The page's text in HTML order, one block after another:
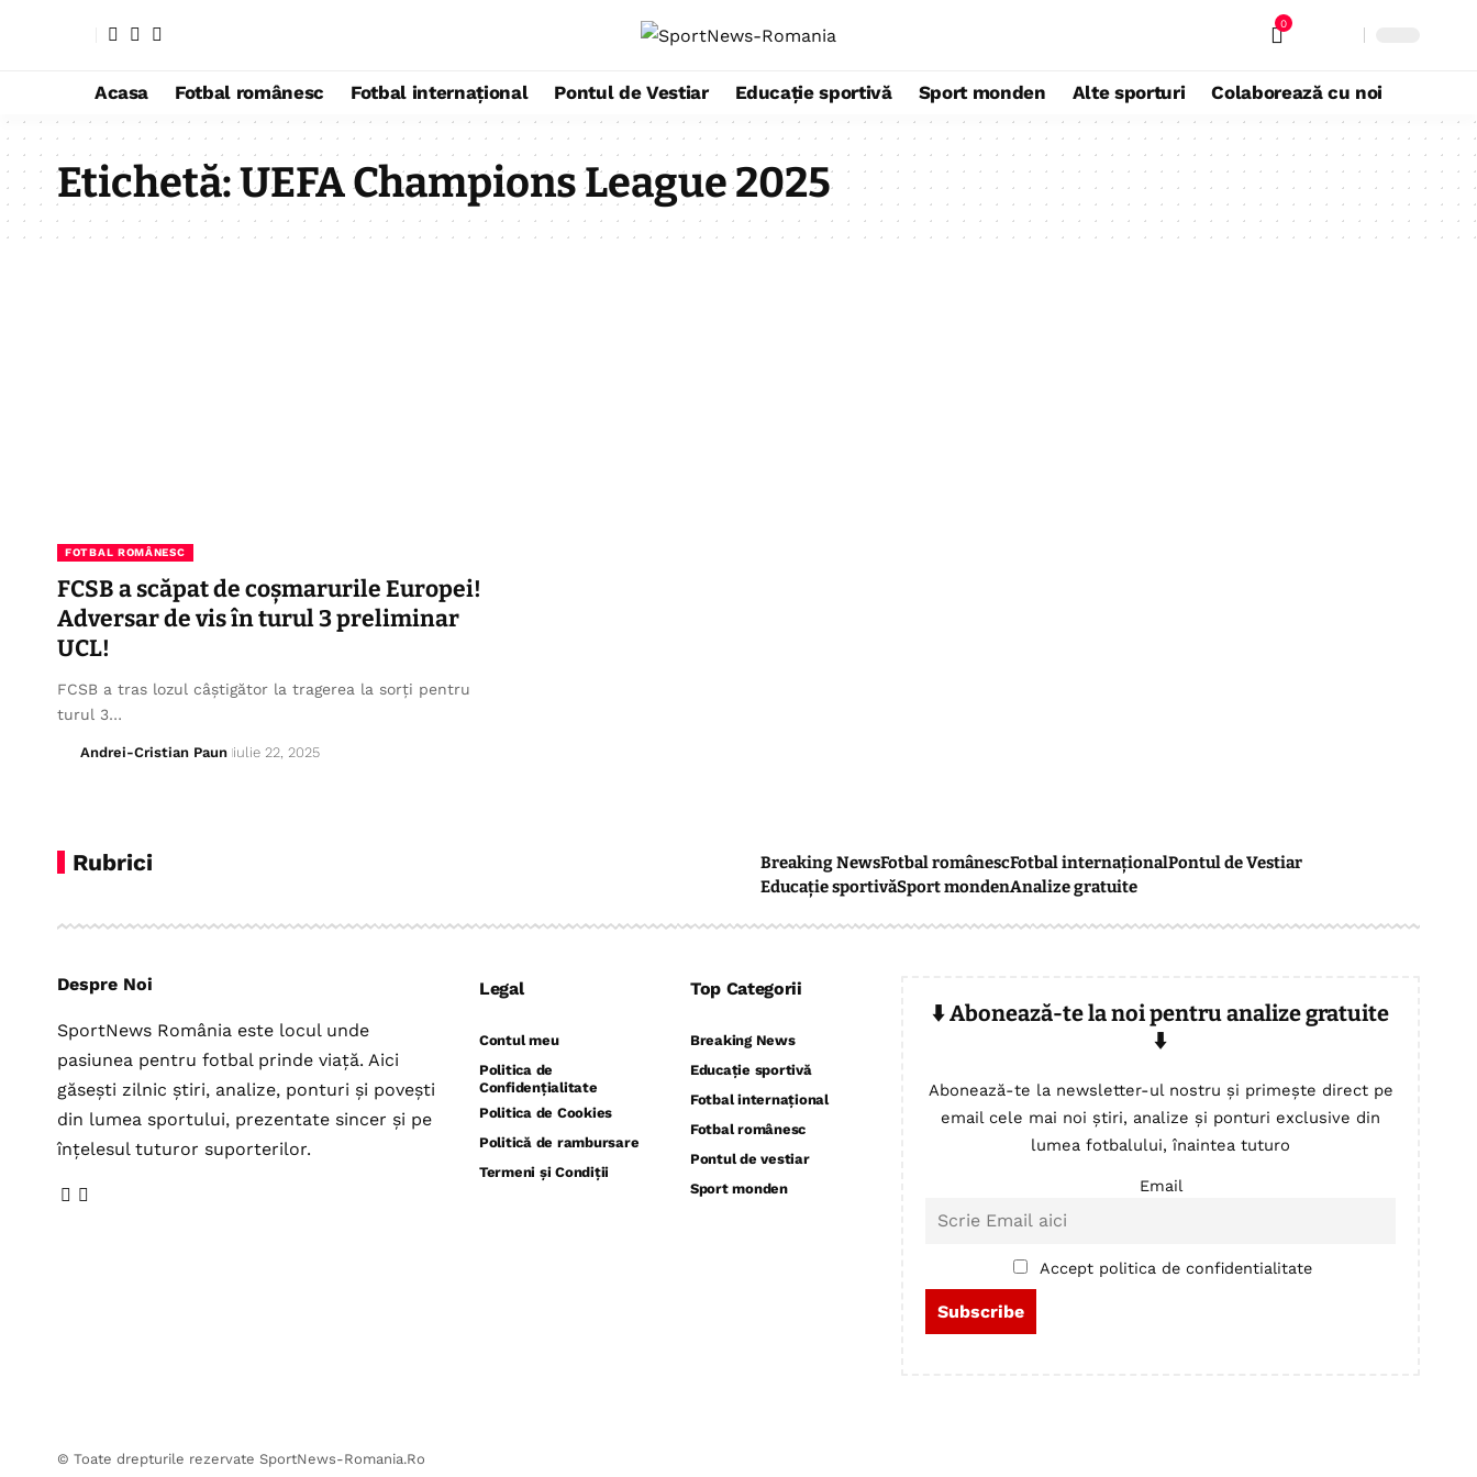
0
Acasa Fotbal românesc Fotbal internațional Pontul de Vestiar Educație sportivă Sport monden Alte sporturi Colaborează cu noi
Etichetă:UEFA Champions League 2025
FOTBAL ROMÂNESC
FCSB a scăpat de coșmarurile Europei!
Adversar de vis în turul 3 preliminar
UCL!
FCSB a tras lozul câștigător la tragerea la sorți pentru
turul 3…
Andrei-Cristian Paun iulie 22, 2025
Rubrici Breaking NewsFotbal românescFotbal internaționalPontul de Vestiar
Educație sportivăSport mondenAnalize gratuite
Despre Noi
SportNews România este locul unde
pasiunea pentru fotbal prinde viață. Aici
găsești zilnic știri, analize, ponturi și povești
din lumea sportului, prezentate sincer și pe
înțelesul tuturor suporterilor.
Legal
Contul meu
Politica de
Confidențialitate
Politica de Cookies
Politică de rambursare
Termeni și Condiții
Top Categorii
Breaking News
Educație sportivă
Fotbal internațional
Fotbal românesc
Pontul de vestiar
Sport monden
⬇️ Abonează-te la noi pentru analize gratuite
⬇️
Abonează-te la newsletter-ul nostru și primește direct pe
email cele mai noi știri, analize și ponturi exclusive din
lumea fotbalului, înaintea tuturo
Email
Accept politica de confidentialitate
© Toate drepturile rezervate SportNews-Romania.Ro